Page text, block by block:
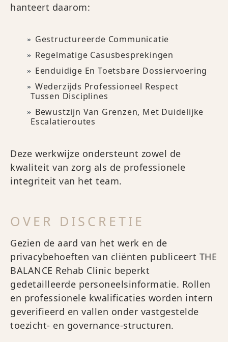
hanteert daarom:
Gestructureerde Communicatie
Regelmatige Casusbesprekingen
Eenduidige En Toetsbare Dossiervoering
Wederzijds Professioneel Respect
Tussen Disciplines
Bewustzijn Van Grenzen, Met Duidelijke
Escalatieroutes
Deze werkwijze ondersteunt zowel de
kwaliteit van zorg als de professionele
integriteit van het team.
OVER DISCRETIE
Gezien de aard van het werk en de
privacybehoeften van cliënten publiceert THE
BALANCE Rehab Clinic beperkt
gedetailleerde personeelsinformatie. Rollen
en professionele kwalificaties worden intern
geverifieerd en vallen onder vastgestelde
toezicht- en governance-structuren.